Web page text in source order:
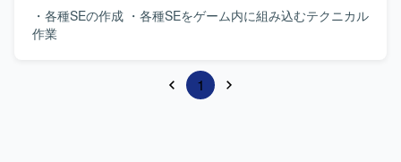
・各種SEの作成 ・各種SEをゲーム内に組み込むテクニカル
作業
1